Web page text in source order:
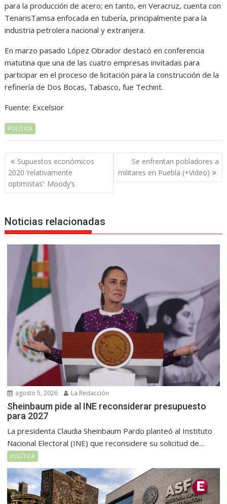
para la producción de acero; en tanto, en Veracruz, cuenta con
TenarisTamsa enfocada en tubería, principalmente para la
industria petrolera nacional y extranjera.
En marzo pasado López Obrador destacó en conferencia
matutina que una de las cuatro empresas invitadas para
participar en el proceso de licitación para la construcción de la
refinería de Dos Bocas, Tabasco, fue Techint.
Fuente: Excelsior
POLÍTICA
Navegación
de
entradas
Supuestos económicos
2020 ‘relativamente
optimistas’: Moody’s
Se enfrentan pobladores a
militares en Puebla (+Video)
Noticias relacionadas
agosto 5, 2026 La Redacción
Sheinbaum pide al INE reconsiderar presupuesto
para 2027
La presidenta Claudia Sheinbaum Pardo planteó al Instituto
Nacional Electoral (INE) que reconsidere su solicitud de...
POLÍTICA